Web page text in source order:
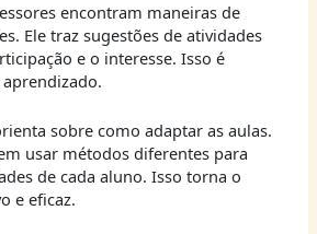
encontram maneiras de
Ele traz sugestões de atividades
e o interesse. Isso é
sobre como adaptar as aulas.
usar métodos diferentes para
de cada aluno. Isso torna o
e eficaz.